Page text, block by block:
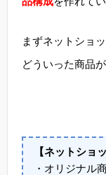
まずネットショ
どういった商品
【ネットショ
・オリジナル